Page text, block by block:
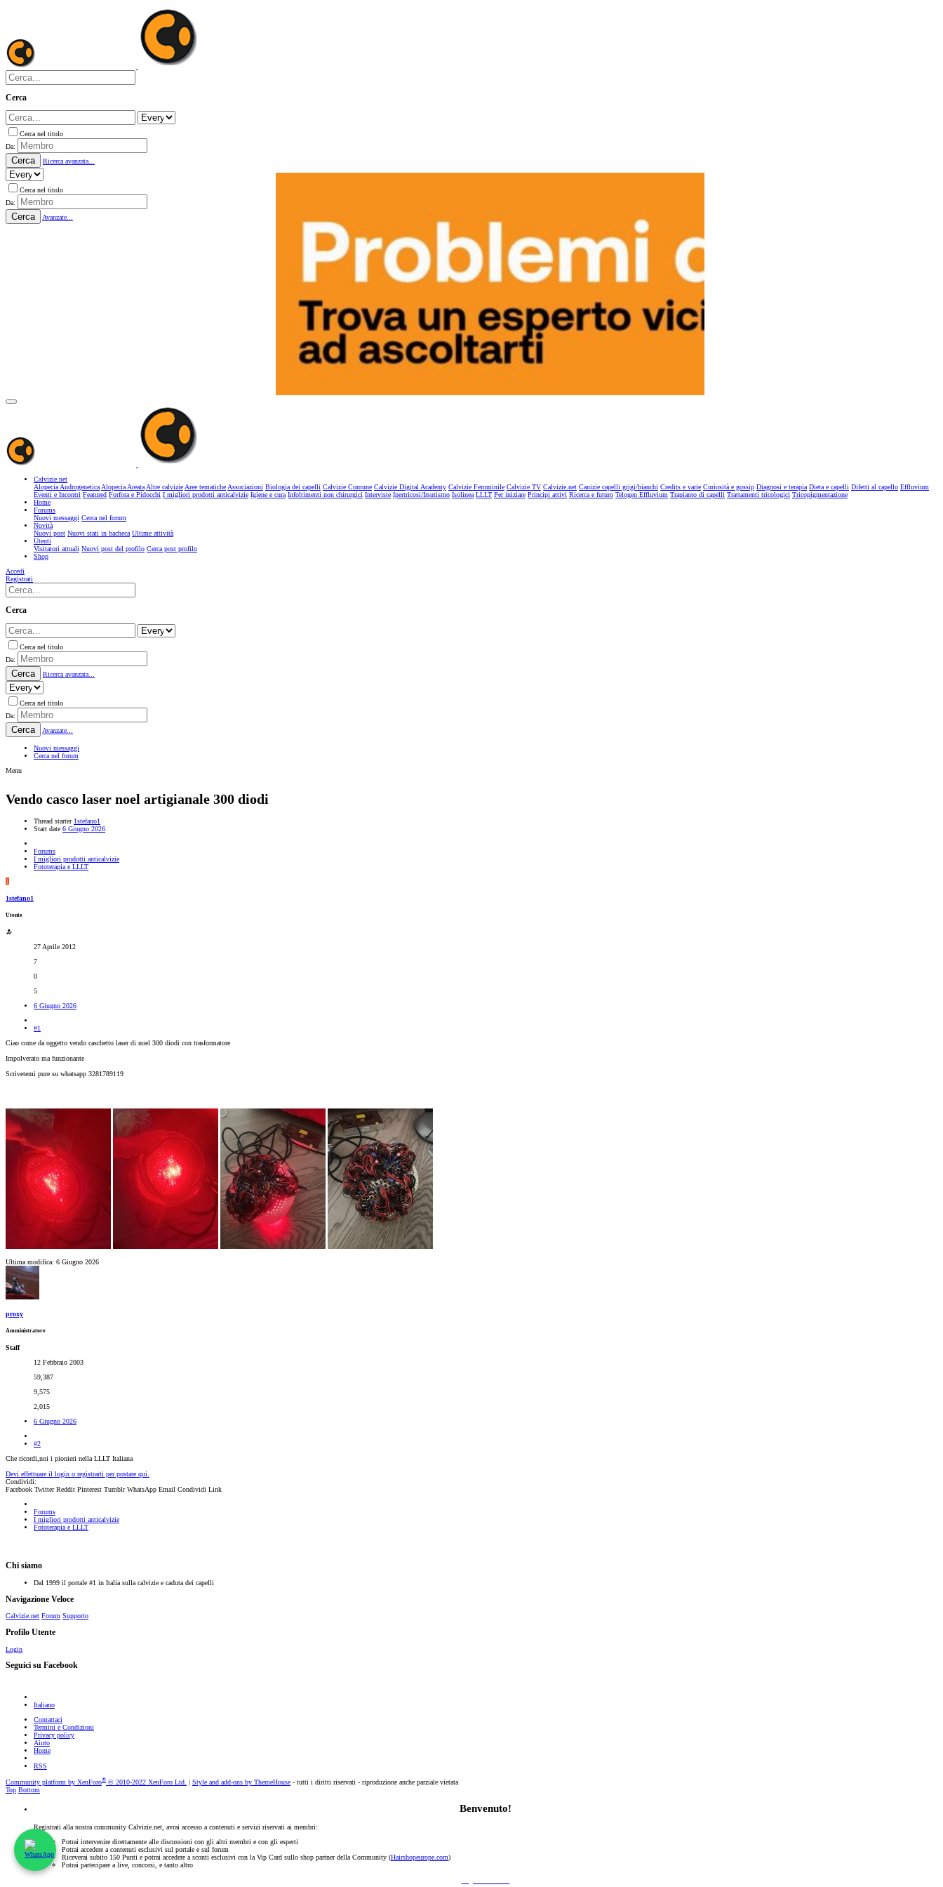
Cerca
Cerca nel titolo
Da:
Cerca Ricerca avanzata...
Cerca nel titolo
Da:
Cerca Avanzate...
Calvizie.net
Alopecia AndrogeneticaAlopecia AreataAltre calvizieAree tematicheAssociazioni Biologia dei capelli Calvizie Comune Calvizie Digital Academy Calvizie Femminile Calvizie TV Calvizie.net Canizie capelli grigi/bianchi Credits e varie Curiosità e gossip Diagnosi e terapia Dieta e capelli Difetti al capello Effluvium
Eventi e Incontri Featured Forfora e Pidocchi I migliori prodotti anticalvizie Igiene e cura Infoltimenti non chirurgici Interviste Ipertricosi/Irsutismo Isolinea LLLT Per iniziare Principi attivi Ricerca e futuro Telogen Effluvium Trapianto di capelli Trattamenti tricologici Tricopigmentazione
Home
Forums
Nuovi messaggi Cerca nel forum
Novità
Nuovi post Nuovi stati in bacheca Ultime attività
Utenti
Visitatori attuali Nuovi post del profilo Cerca post profilo
Shop
Accedi
Registrati
Cerca
Cerca nel titolo
Da:
Cerca Ricerca avanzata...
Cerca nel titolo
Da:
Cerca Avanzate...
Nuovi messaggi
Cerca nel forum
Menu
Vendo casco laser noel artigianale 300 diodi
Thread starter 1stefano1
Start date 6 Giugno 2026
Forums
I migliori prodotti anticalvizie
Fototerapia e LLLT
1
1stefano1
Utente
27 Aprile 2012
7
0
5
6 Giugno 2026
#1
Ciao come da oggetto vendo caschetto laser di noel 300 diodi con trasformatore
Impolverato ma funzionante
Scrivetemi pure su whatsapp 3281789119
Ultima modifica: 6 Giugno 2026
proxy
Amministratore
Staff
12 Febbraio 2003
59,387
9,575
2,015
6 Giugno 2026
#2
Che ricordi,noi i pionieri nella LLLT Italiana
Devi effettuare il login o registrarti per postare qui.
Condividi:
Facebook Twitter Reddit Pinterest Tumblr WhatsApp Email Condividi Link
Forums
I migliori prodotti anticalvizie
Fototerapia e LLLT
Chi siamo
Dal 1999 il portale #1 in Italia sulla calvizie e caduta dei capelli
Navigazione Veloce
Calvizie.net Forum Supporto
Profilo Utente
Login
Seguici su Facebook
Italiano
Contattaci
Termini e Condizioni
Privacy policy
Aiuto
Home
RSS
Community platform by XenForo® © 2010-2022 XenForo Ltd. Style and add-ons by ThemeHouse - tutti i diritti riservati - riproduzione anche parziale vietata
Top Bottom
Benvenuto!
Registrati alla nostra community Calvizie.net, avrai accesso a contenuti e servizi riservati ai membri:
Potrai intervenire direttamente alle discussioni con gli altri membri e con gli esperti
Potrai accedere a contenuti esclusivi sul portale e sul forum
Riceverai subito 150 Punti e potrai accedere a sconti esclusivi con la Vip Card sullo shop partner della Community (Hairshopeurope.com)
Potrai partecipare a live, concorsi, e tanto altro